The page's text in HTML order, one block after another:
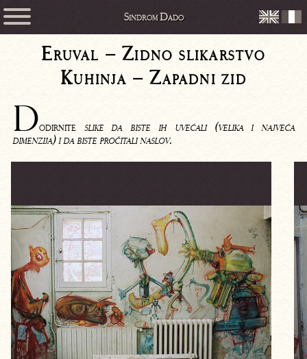
Eruval – Zidno slikarstvo
Kuhinja – Zapadni zid
Dodirniteslike da biste ih uvećali (velika i najveća
dimenzija) i da biste pročitali naslov.
Sindrom Dado